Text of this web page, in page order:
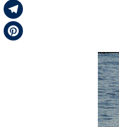
LinkedIn
Telegram